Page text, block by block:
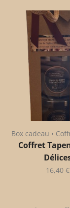
Box cadeau •
Coffret
16,40 €